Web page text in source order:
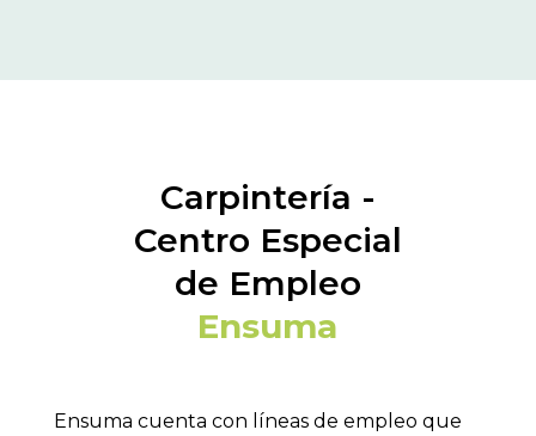
Carpintería -
Centro Especial
de Empleo
Ensuma
Ensuma cuenta con líneas de empleo que